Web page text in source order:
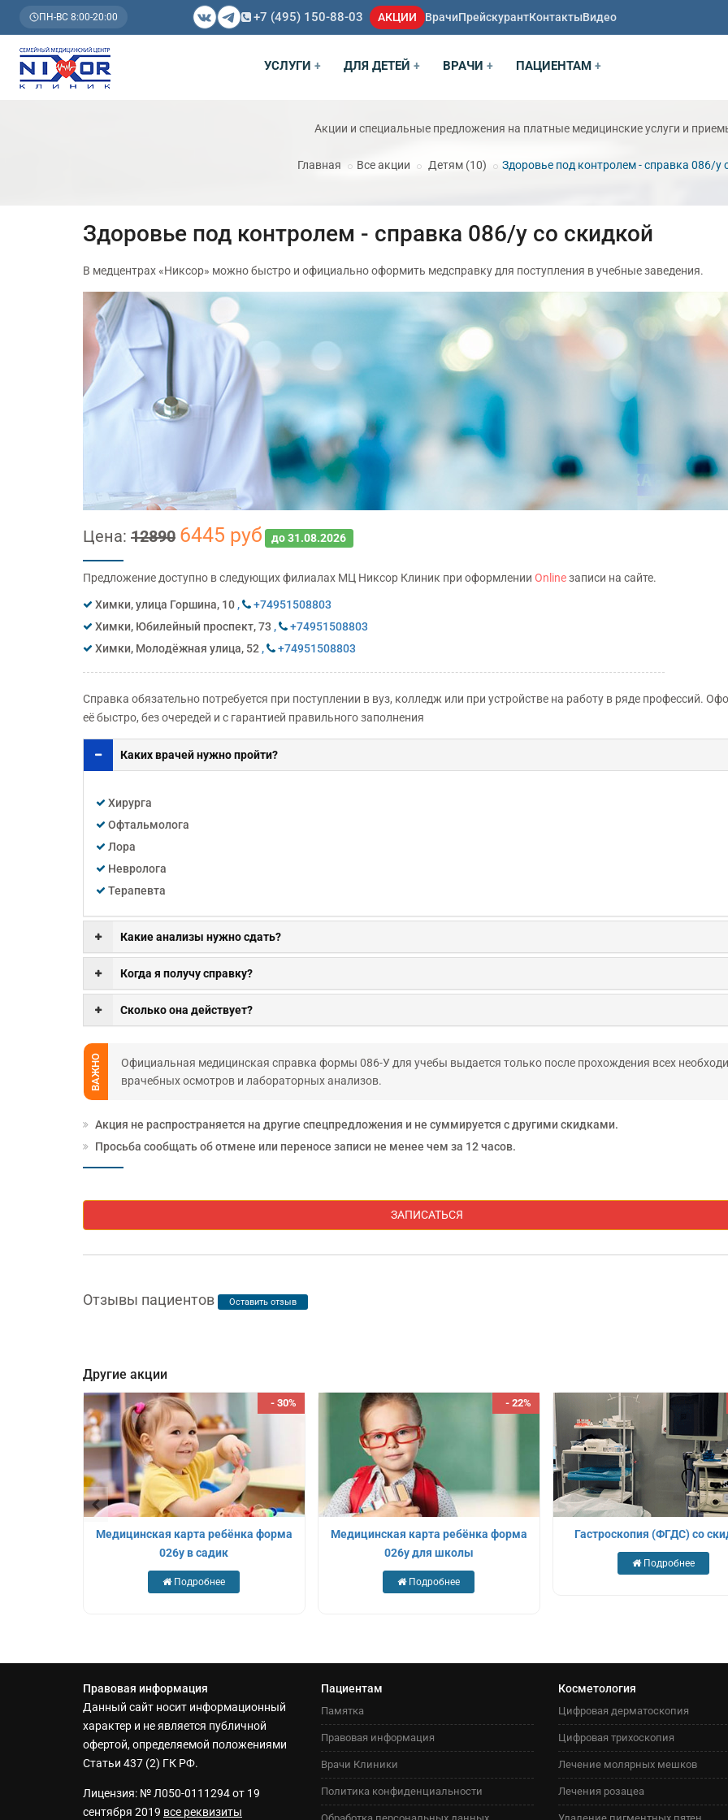
ПН-ВС 8:00-20:00 +7 (495) 150-88-03 АКЦИИ ВрачиПрейскурантКонтактыВидео
УСЛУГИ + ДЛЯ ДЕТЕЙ + ВРАЧИ + ПАЦИЕНТАМ +
Акции и специальные предложения на платные медицинские услуги и
Главная Все акции Детям (10) Здоровье под контролем - справка 086/у
Здоровье под контролем - справка 086/у со скидкой
В медцентрах «Никсор» можно быстро и официально оформить медсправку для поступления в учебные заведения.
Цена: 12890 6445 руб до 31.08.2026
Предложение доступно в следующих филиалах МЦ Никсор Клиник при оформлении Onlineзаписи на сайте.
Химки, улица Горшина, 10 ,
+74951508803
Химки, Юбилейный проспект, 73 ,
+74951508803
Химки, Молодёжная улица, 52 , +74951508803
Cправка обязательно потребуется при поступлении в вуз, колледж или при устройстве на работу в ряде профессий.
её быстро, без очередей и с гарантией правильного заполнения
Каких врачей нужно пройти?
Хирурга
Офтальмолога
Лора
Невролога
Терапевта
Какие анализы нужно сдать?
Когда я получу справку?
Сколько она действует?
ВАЖНО
Официальная медицинская справка формы 086-У для учебы выдается только после прохождения всех
врачебных осмотров и лабораторных анализов.
Акция не распространяется на другие спецпредложения и не суммируется с другими скидками.
Просьба сообщать об отмене или переносе записи не менее чем за 12 часов.
ЗАПИСАТЬСЯ
Денисова
Анна Викторовна
Рейтинг: 4,8
Стаж с1984 года ,Отзывов: 10
Антонова
Отзывы пациентов Оставить отзыв
Другие акции
- 30%
Медицинская карта ребёнка форма
026у в садик
Подробнее
- 22%
Медицинская карта ребёнка форма
026у для школы
Подробнее
Гастроскопия (ФГДС) со
Подробнее
Правовая информация
Данный сайт носит информационный
характер и не является публичной
офертой, определяемой положениями
Статьи 437 (2) ГК РФ.
Лицензия: № Л050-0111294 от 19
сентября 2019 все реквизиты
Пациентам
Памятка
Правовая информация
Врачи Клиники
Политика конфиденциальности
Косметология
Цифровая дерматоскопия
Цифровая трихоскопия
Лечение молярных мешков
Лечения розацеа